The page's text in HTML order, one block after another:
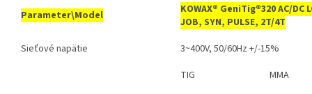
Parameter\Model
KOWAX® GeniTig®320 AC/DC
JOB, SYN, PULSE, 2T/4T
Sieťové napätie
3~400V, 50/60Hz +/-15%
TIG
MMA